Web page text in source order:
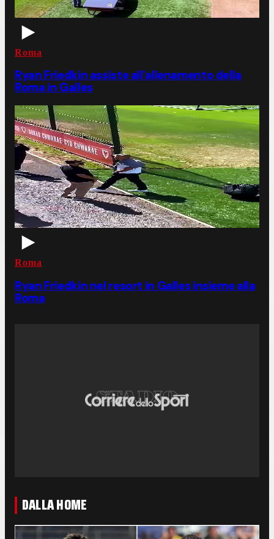
Roma
Ryan Friedkin assiste all'allenamento della
Roma in Galles
Roma
Ryan Friedkin nel resort in Galles insieme alla
Roma
DALLA HOME